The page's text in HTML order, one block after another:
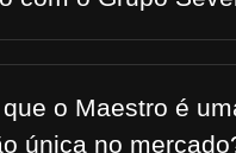
o Maestro é
única no